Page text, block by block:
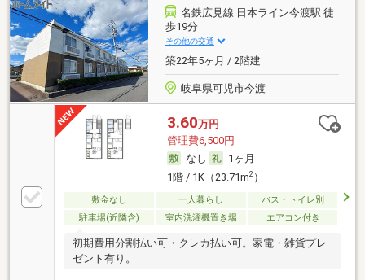
名鉄広見線 日本ライン今渡駅 徒
歩19分
その他の交通
築22年5ヶ月 / 2階建
岐阜県可児市今渡
3.60万円
管理費6,500円
なし
1ヶ月
1階 / 1K（23.71m2）
敷金なし 一人暮らし
バス・トイレ別
駐車場(近隣含)
室内洗濯機置き場 エアコン付き
初期費用分割払い可・クレカ払い可。家電・雑貨プレ
ゼント有り。